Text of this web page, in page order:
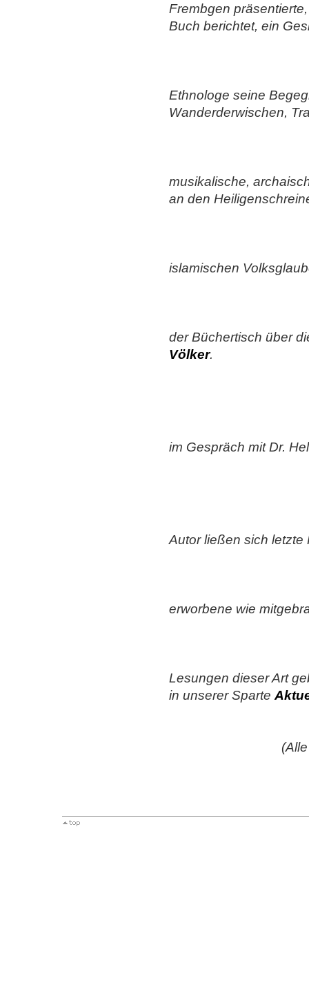
Frembgen
Buch berichtet, ein
Ethnologe seine
Wanderderwischen,
musikalische,
an den
islamischen
der Büchertisch über
Völker.
im Gespräch mit Dr.
Autor ließen sich letzte
erworbene wie
Lesungen dieser Art
in unserer Sparte